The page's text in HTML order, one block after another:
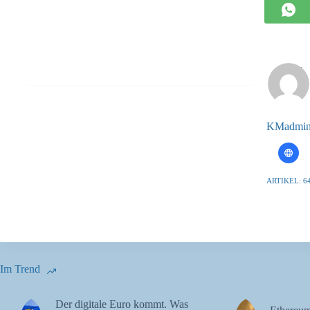
ARTIKEL:
Im Trend
Der digitale Euro kommt. Was